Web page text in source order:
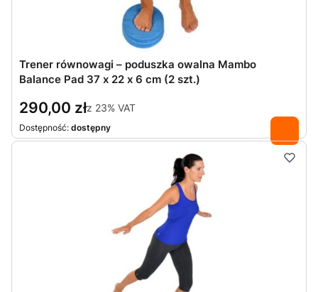
Trener równowagi – poduszka owalna Mambo
Balance Pad 37 x 22 x 6 cm (2 szt.)
290,00 złz 23% VAT
Dostępność: dostępny